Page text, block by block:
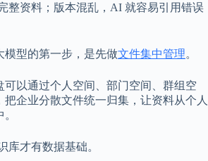
整资料；版本混乱，AI 就容易引用错误
模型的第一步，是先做文件集中管理。
可以通过个人空间、部门空间、群组空
企业分散文件统一归集，让资料从个人
库才有数据基础。